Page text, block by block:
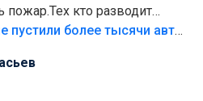
пожар.Тех кто разводит
штрафовать.Камер полно
В тольяттинский лес не пустили более тысячи автомобилей